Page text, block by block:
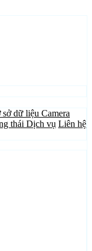
sở dữ liệu Camera
thái Dịch vụ Liên hệ